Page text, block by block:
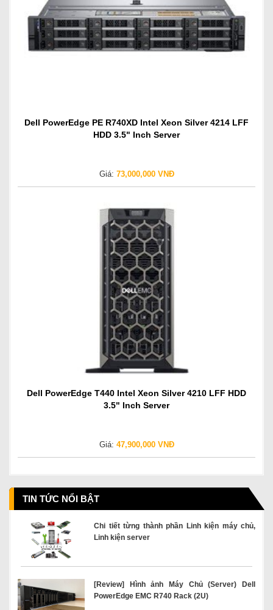
Dell PowerEdge PE R740XD Intel Xeon Silver 4214 LFF
HDD 3.5" Inch Server
Giá: 73,000,000 VNĐ
Dell PowerEdge T440 Intel Xeon Silver 4210 LFF HDD
3.5" Inch Server
Giá: 47,900,000 VNĐ
TIN TỨC NỔI BẬT
Chi tiết từng thành phần Linh kiện máy chủ,
Linh kiện server
[Review] Hình ảnh Máy Chủ (Server) Dell
PowerEdge EMC R740 Rack (2U)